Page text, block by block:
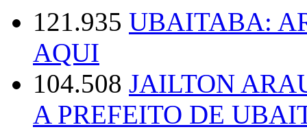
121.935 UBAITABA:
AQUI
104.508 JAILTON
A PREFEITO DE